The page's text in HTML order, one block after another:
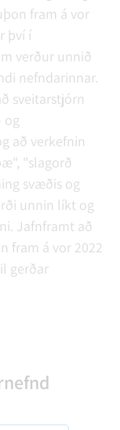
fram á vor
því í
verður unnið
nefndarinnar.
sveitarstjórn
og
að verkefnin
"slagorð
svæðis og
unnin líkt og
Jafnframt að
fram á vor 2022
gerðar